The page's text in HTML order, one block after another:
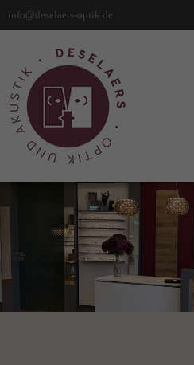
info@deselaers-optik.de